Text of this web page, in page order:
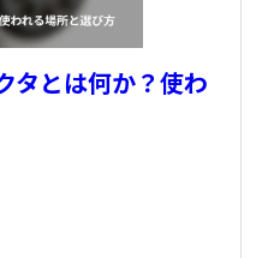
タとは何か？使わ